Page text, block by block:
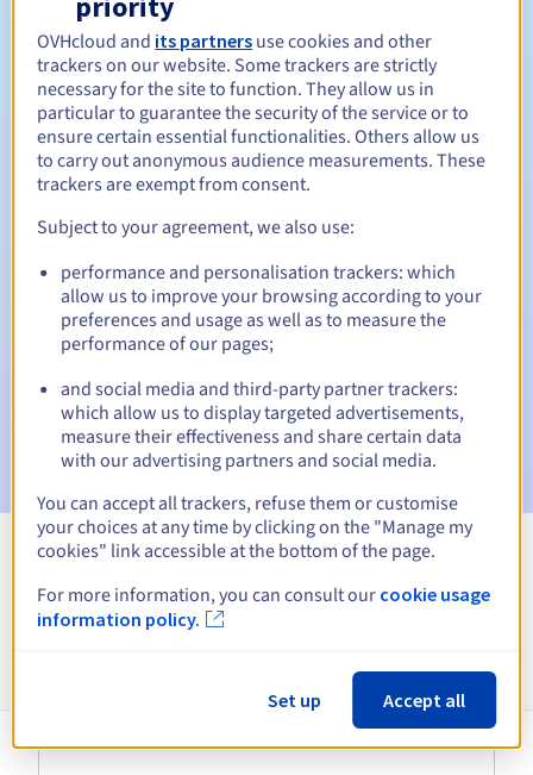
Verlengingsperiode Tussen 1 en 10 jaar
Inlosperiode 30 dagen
Automatische meldingen:
Waarschuwings-e-mails:60, 30, 15, 7 en 3 dagen vóór de
vervaldatum
E-mail op de vervaldatumom de schorsing van de
E-mail na de Redemption Grace Periodom de
verwijdering van de domeinnaam te melden
OVHcloud and its partners use cookies and other
trackers on our website. Some trackers are strictly
necessary for the site to function. They allow us in
particular to guarantee the security of the service or to
ensure certain essential functionalities. Others allow us
to carry out anonymous audience measurements. These
trackers are exempt from consent.
Subject to your agreement, we also use:
performance and personalisation trackers: which
allow us to improve your browsing according to your
preferences and usage as well as to measure the
performance of our pages;
and social media and third-party partner trackers:
which allow us to display targeted advertisements,
measure their effectiveness and share certain data
with our advertising partners and social media.
You can accept all trackers, refuse them or customise
your choices at any time by clicking on the "Manage my
cookies" link accessible at the bottom of the page.
For more information, you can consult our cookie usage
information policy.
Set up Accept all